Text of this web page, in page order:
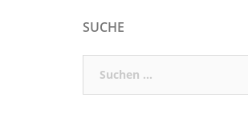
SUCHE
nach: